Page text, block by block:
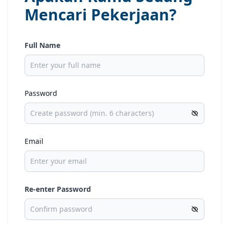
Mencari Pekerjaan?
Full Name
Password
Email
Re-enter Password